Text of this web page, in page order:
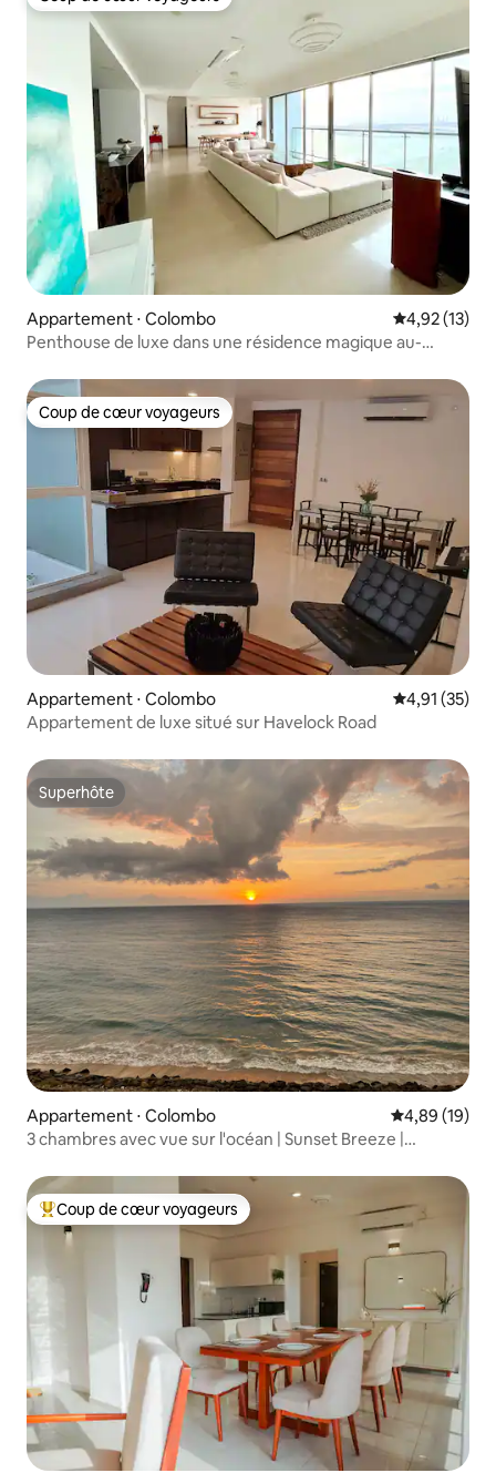
Coup de cœur voyageurs
Appartement ⋅ Colombo Évaluation
4,92 (13)
Penthouse de luxe dans une résidence magique au-
Coup de cœur voyageurs
Coup de cœur voyageurs
Appartement ⋅ Colombo Évaluation
4,91 (35)
Appartement de luxe situé sur Havelock Road
Superhôte
Superhôte
Appartement ⋅ Colombo Évaluation
4,89 (19)
3 chambres avec vue sur l'océan | Sunset Breeze |
Coups de cœur voyageurs les plus appréciés
Coup de cœur voyageurs